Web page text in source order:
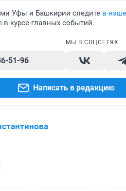
Уфы и Башкирии следите в
в курсе главных событий.
51-96
МЫ В СОЦСЕТЯХ
Написать в редакцию